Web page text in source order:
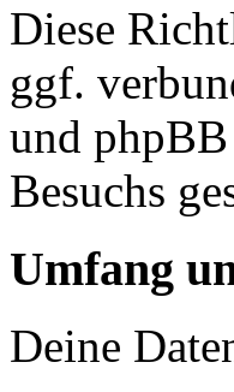
Diese
ggf.
und
Besuchs
Umfang
Deine